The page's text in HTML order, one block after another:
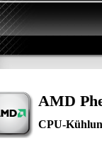
AMD
CPU-